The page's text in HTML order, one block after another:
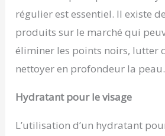
régulier est essentiel. Il existe
produits sur le marché qui
éliminer les points noirs, lutter
nettoyer en profondeur la peau.
Hydratant pour le visage
L’utilisation d’un hydratant